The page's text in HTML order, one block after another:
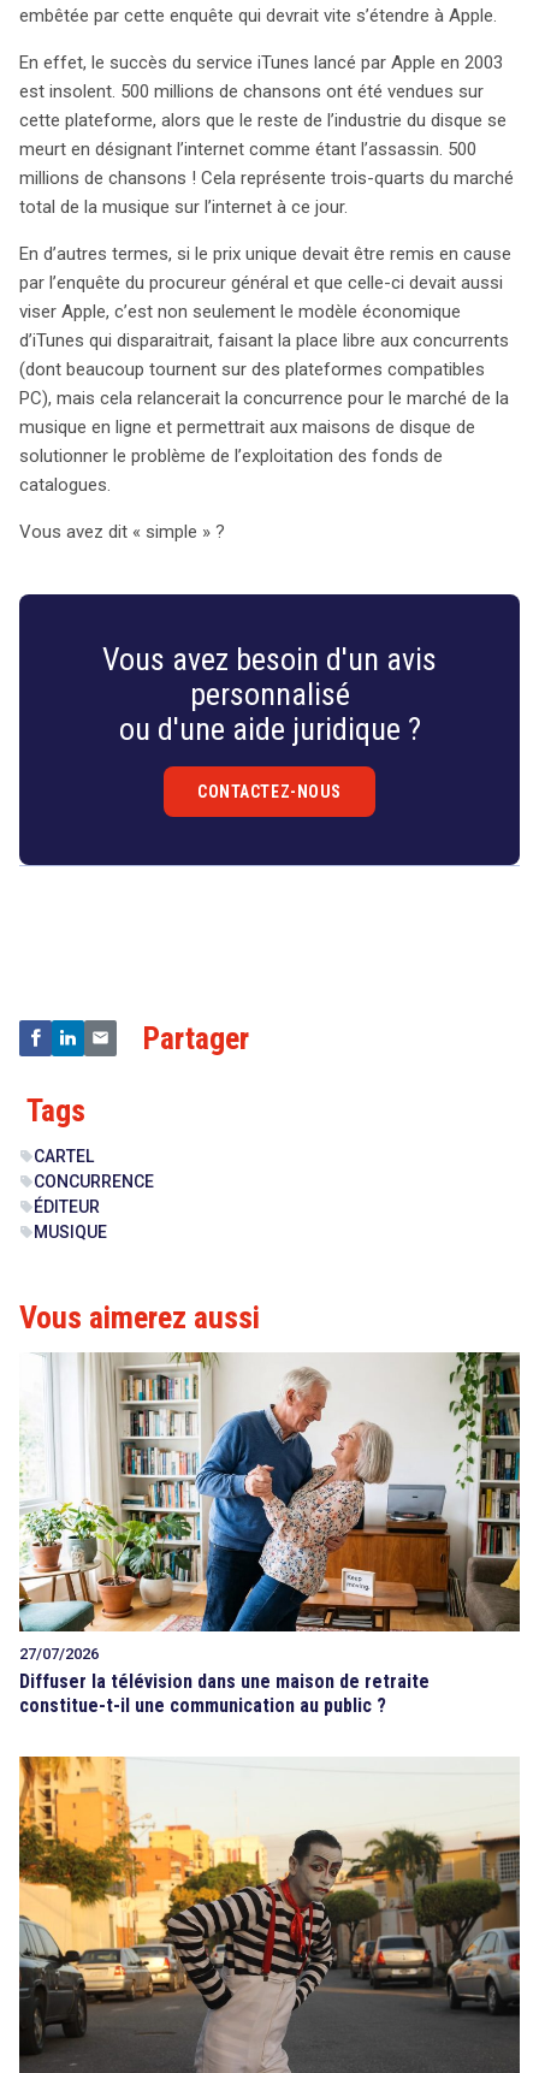
embêtée par cette enquête qui devrait vite s’étendre à Apple.
En effet, le succès du service iTunes lancé par Apple en 2003
est insolent. 500 millions de chansons ont été vendues sur
cette plateforme, alors que le reste de l’industrie du disque se
meurt en désignant l’internet comme étant l’assassin. 500
millions de chansons ! Cela représente trois-quarts du marché
total de la musique sur l’internet à ce jour.
En d’autres termes, si le prix unique devait être remis en cause
par l’enquête du procureur général et que celle-ci devait aussi
viser Apple, c’est non seulement le modèle économique
d’iTunes qui disparaitrait, faisant la place libre aux concurrents
(dont beaucoup tournent sur des plateformes compatibles
PC), mais cela relancerait la concurrence pour le marché de la
musique en ligne et permettrait aux maisons de disque de
solutionner le problème de l’exploitation des fonds de
catalogues.
Vous avez dit « simple » ?
Vous avez besoin d'un avis
personnalisé
ou d'une aide juridique ?
CONTACTEZ-NOUS
Partager
Tags
sellCARTEL
sellCONCURRENCE
sell ÉDITEUR
sell MUSIQUE
Vous aimerez aussi
27/07/2026
Diffuser la télévision dans une maison de retraite
constitue-t-il une communication au public ?
search